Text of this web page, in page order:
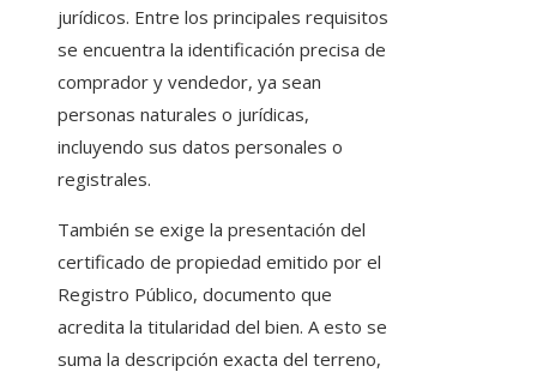
jurídicos. Entre los principales requisitos
se encuentra la identificación precisa de
comprador y vendedor, ya sean
personas naturales o jurídicas,
incluyendo sus datos personales o
registrales.
También se exige la presentación del
certificado de propiedad emitido por el
Registro Público, documento que
acredita la titularidad del bien. A esto se
suma la descripción exacta del terreno,